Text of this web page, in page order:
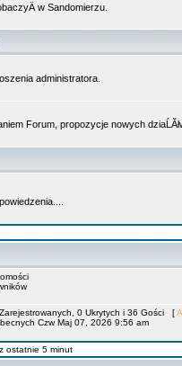
w Sandomierzu.
administratora.
Forum, propozycje nowych
0 Ukrytych i 36 Gości [
Czw Maj 07, 2026 9:56 am
ostatnie 5 minut